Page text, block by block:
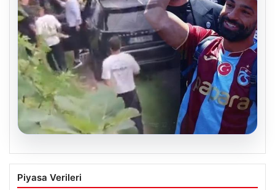
Trabzonlu teyze Salah’ı ilk kez
görünce…
Piyasa Verileri